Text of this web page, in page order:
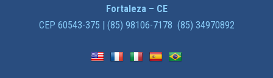
Fortaleza – CE
CEP 60543-375 | (85) 98106-7178 (85) 34970892